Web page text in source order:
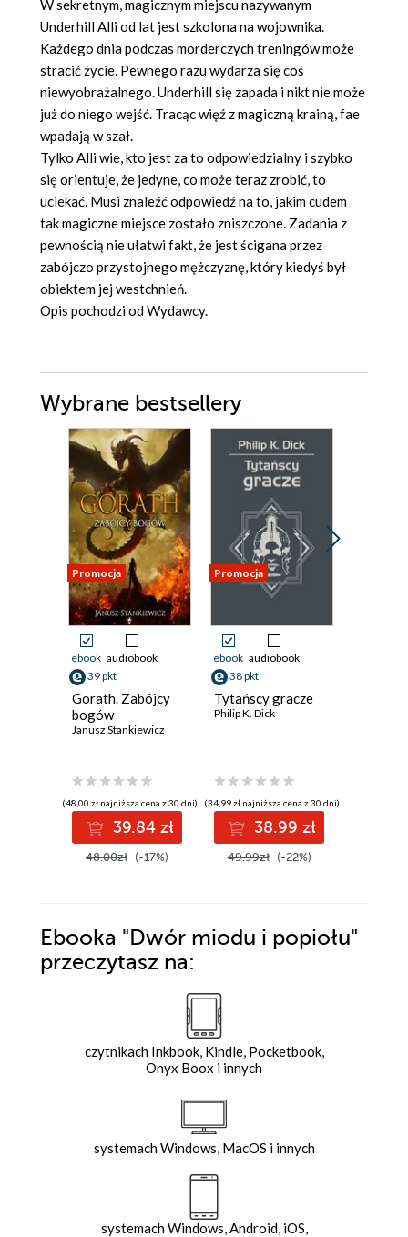
W sekretnym, magicznym miejscu nazywanym
Underhill Alli od lat jest szkolona na wojownika.
Każdego dnia podczas morderczych treningów może
stracić życie. Pewnego razu wydarza się coś
niewyobrażalnego. Underhill się zapada i nikt nie może
już do niego wejść. Tracąc więź z magiczną krainą, fae
wpadają w szał.
Tylko Alli wie, kto jest za to odpowiedzialny i szybko
się orientuje, że jedyne, co może teraz zrobić, to
uciekać. Musi znaleźć odpowiedź na to, jakim cudem
tak magiczne miejsce zostało zniszczone. Zadania z
pewnością nie ułatwi fakt, że jest ścigana przez
zabójczo przystojnego mężczyznę, który kiedyś był
obiektem jej westchnień.
Opis pochodzi od Wydawcy.
Wybrane bestsellery
Promocja
ebook audiobook
39 pkt
Gorath. Zabójcy
bogów
Janusz Stankiewicz
(48,00 zł najniższa cena z 30 dni)
39.84 zł
48.00zł (-17%)
Promocja
ebook audiobook
38 pkt
Tytańscy gracze
Philip K. Dick
(34,99 zł najniższa cena z 30 dni)
38.99 zł
49.99zł (-22%)
Ebooka "Dwór miodu i popiołu"
przeczytasz na:
czytnikach Inkbook, Kindle, Pocketbook,
Onyx Boox i innych
systemach Windows, MacOS i innych
systemach Windows, Android, iOS,